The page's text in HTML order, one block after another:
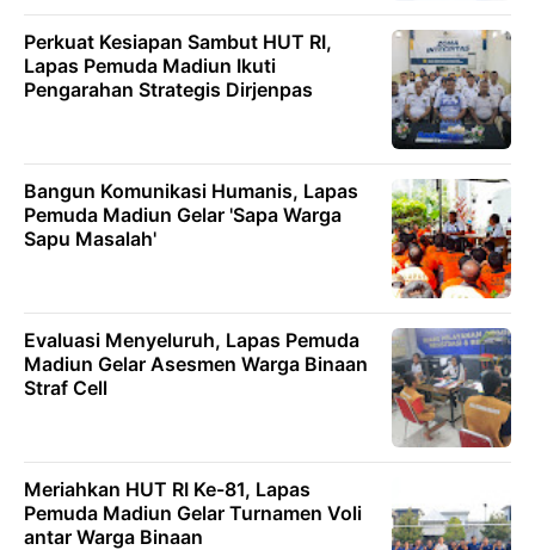
Perkuat Kesiapan Sambut HUT RI,
Lapas Pemuda Madiun Ikuti
Pengarahan Strategis Dirjenpas
Bangun Komunikasi Humanis, Lapas
Pemuda Madiun Gelar 'Sapa Warga
Sapu Masalah'
Evaluasi Menyeluruh, Lapas Pemuda
Madiun Gelar Asesmen Warga Binaan
Straf Cell
Meriahkan HUT RI Ke-81, Lapas
Pemuda Madiun Gelar Turnamen Voli
antar Warga Binaan